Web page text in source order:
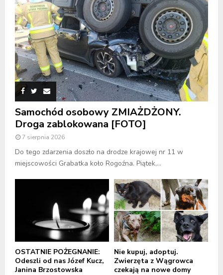
Samochód osobowy ZMIAŻDŻONY.
Droga zablokowana [FOTO]
7 sierpnia 2026
Do tego zdarzenia doszło na drodze krajowej nr 11 w
miejscowości Grabatka koło Rogoźna. Piątek,...
OSTATNIE POŻEGNANIE:
Odeszli od nas Józef Kucz,
Janina Brzostowska
Nie kupuj, adoptuj.
Zwierzęta z Wągrowca
czekają na nowe domy